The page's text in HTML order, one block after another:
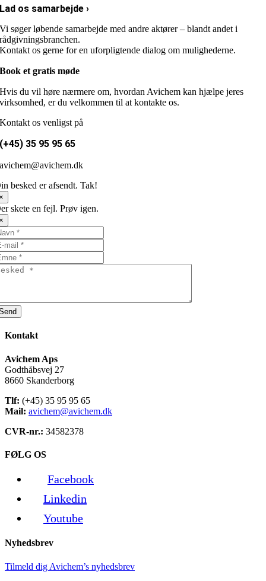
Lad os samarbejde ›
Vi søger løbende samarbejde med andre aktører – blandt andet i
rådgivningsbranchen.
Kontakt os gerne for en uforpligtende dialog om mulighederne.
Book et gratis møde
Hvis du vil høre nærmere om, hvordan Avichem kan hjælpe jeres
virksomhed, er du velkommen til at kontakte os.
Kontakt os venligst på
(+45) 35 95 95 65
avichem@avichem.dk
besked er afsendt. Tak!
skete en fejl. Prøv igen.
Kontakt
Avichem Aps
Godthåbsvej 27
8660 Skanderborg
Tlf: (+45) 35 95 95 65
Mail: avichem@avichem.dk
CVR-nr.: 34582378
FØLG OS
Facebook
Linkedin
Youtube
Nyhedsbrev
Tilmeld dig Avichem’s nyhedsbrev